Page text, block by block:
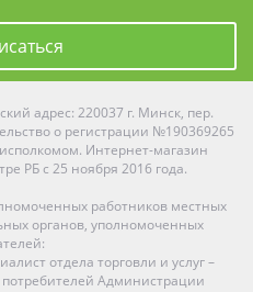
адрес: 220037 г. Минск, пер.
о регистрации №190369265
Интернет-магазин
РБ с 25 ноября 2016 года.
работников местных
органов, уполномоченных
отдела торговли и услуг –
Администрации